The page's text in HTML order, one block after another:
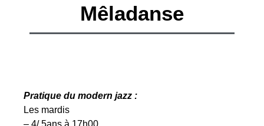
Mêladanse
Pratique du modern jazz :
Les mardis